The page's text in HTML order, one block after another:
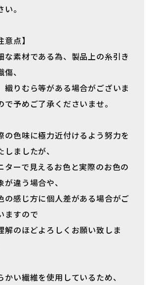
い。
意点】
な素材である為、製品上の糸引き
傷、
織りむら等がある場合がございま
で予めご了承くださいませ。
の色味に極力近付けるよう努力を
しましたが、
ターで見えるお色と実際のお色の
が違う場合や、
の感じ方に個人差がある場合がご
ますので
解のほどよろしくお願い致しま
かい繊維を使用しているため、